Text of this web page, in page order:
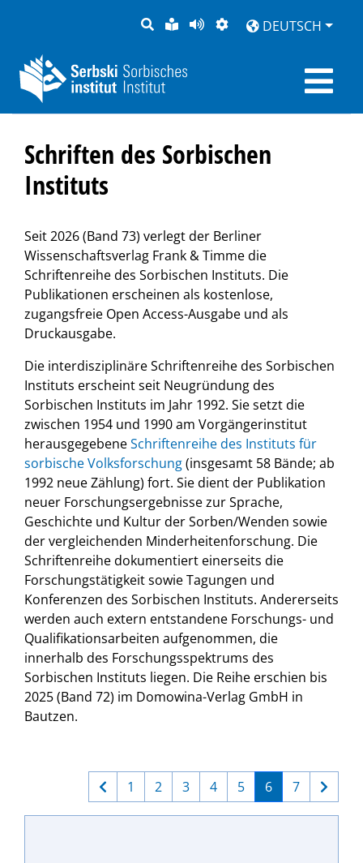
SUCHELEICHTE
SPRACHE
SEITEDARSTELLUNG
DEUTSCH
Schriften des Sorbischen
Instituts
Seit 2026 (Band 73) verlegt der Berliner
Wissenschaftsverlag Frank & Timme die
Schriftenreihe des Sorbischen Instituts. Die
Publikationen erscheinen als kostenlose,
zugangsfreie Open Access-Ausgabe und als
Druckausgabe.
Die interdisziplinäre Schriftenreihe des Sorbischen
Instituts erscheint seit Neugründung des
Sorbischen Instituts im Jahr 1992. Sie setzt die
zwischen 1954 und 1990 am Vorgängerinstitut
herausgegebeneSchriftenreihe des Instituts für
sorbische Volksforschung(insgesamt 58 Bände; ab
1992 neue Zählung) fort. Sie dient der Publikation
neuer Forschungsergebnisse zur Sprache,
Geschichte und Kultur der Sorben/Wenden sowie
der vergleichenden Minderheitenforschung. Die
Schriftenreihe dokumentiert einerseits die
Forschungstätigkeit sowie Tagungen und
Konferenzen des Sorbischen Instituts. Andererseits
werden auch extern entstandene Forschungs- und
Qualifikationsarbeiten aufgenommen, die
innerhalb des Forschungsspektrums des
Sorbischen Instituts liegen. Die Reihe erschien bis
2025 (Band 72) im Domowina-Verlag GmbH in
Bautzen.
1 2 3 4 5 6 7